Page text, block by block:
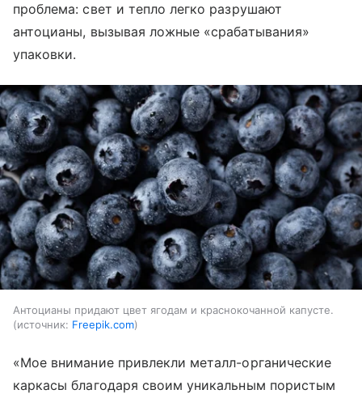
проблема: свет и тепло легко разрушают
антоцианы, вызывая ложные «срабатывания»
упаковки.
Антоцианы придают цвет ягодам и краснокочанной капусте.
источник: Freepik.com
«Мое внимание привлекли металл-органические
каркасы благодаря своим уникальным пористым